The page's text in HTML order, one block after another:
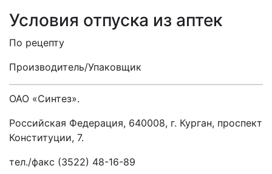
Условия отпуска из аптек
По рецепту
Производитель/Упаковщик
ОАО «Синтез».
Российская Федерация, 640008, г. Курган, проспект
Конституции, 7.
тел./факс (3522) 48-16-89